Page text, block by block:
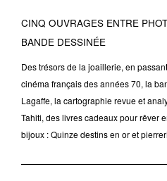
CINQ OUVRAGES ENTRE
BANDE DESSINÉE
Des trésors de la joaillerie, en
cinéma français des années 70, la
Lagaffe, la cartographie revue et
Tahiti, des livres cadeaux pour rêver
bijoux : Quinze destins en or et